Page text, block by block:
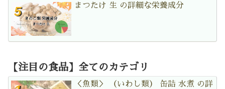
まつたけ 生 の詳細な栄養成分
【注目の食品】全てのカテゴリ
＜魚類＞ （いわし類） 缶詰 水煮 の詳